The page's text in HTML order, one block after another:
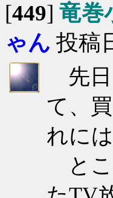
[449] 竜巻
ゃん 投稿
先日
て、
れに
とこ